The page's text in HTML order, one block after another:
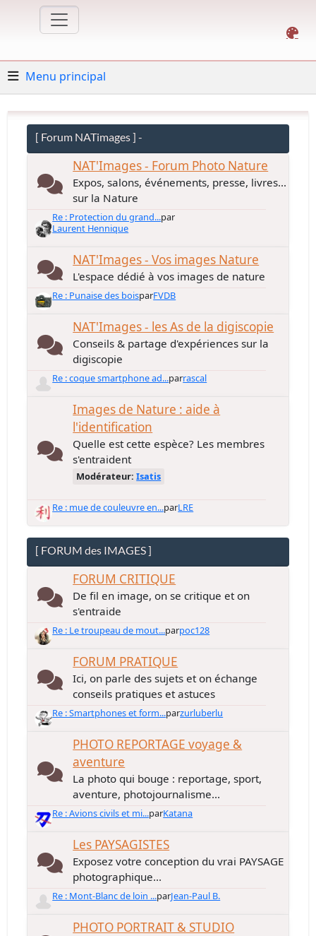
Menu principal
[ Forum NATimages ] -
NAT'Images - Forum Photo Nature
Expos, salons, événements, presse, livres...
sur la Nature
Re : Protection du grand...par
Laurent Hennique
NAT'Images - Vos images Nature
L'espace dédié à vos images de nature
Re : Punaise des boisparFVDB
NAT'Images - les As de la digiscopie
Conseils & partage d'expériences sur la
digiscopie
Re : coque smartphone ad...parrascal
Images de Nature : aide à
l'identification
Quelle est cette espèce? Les membres
s'entraident
Modérateur:Isatis
Re : mue de couleuvre en...parLRE
[ FORUM des IMAGES ]
FORUM CRITIQUE
De fil en image, on se critique et on
s'entraide
Re : Le troupeau de mout...parpoc128
FORUM PRATIQUE
Ici, on parle des sujets et on échange
conseils pratiques et astuces
Re : Smartphones et form...parzurluberlu
PHOTO REPORTAGE voyage &
aventure
La photo qui bouge : reportage, sport,
aventure, photojournalisme...
Re : Avions civils et mi...parKatana
Les PAYSAGISTES
Exposez votre conception du vrai PAYSAGE
photographique...
Re : Mont-Blanc de loin ...parJean-Paul B.
PHOTO PORTRAIT & STUDIO